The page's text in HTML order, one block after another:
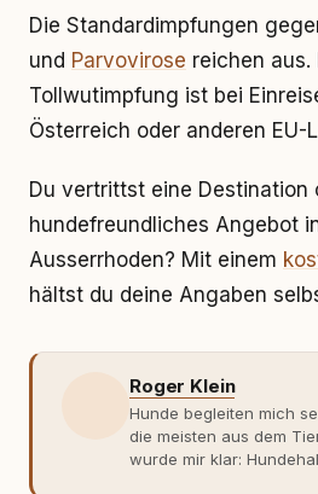
Die Standardimpfungen
und Parvovirose reichen aus.
Tollwutimpfung ist bei
Österreich oder anderen EU-
Du vertrittst eine Destination
hundefreundliches Angebot
Ausserrhoden? Mit einem
hältst du deine Angaben
Roger Klein
Hunde begleiten mich
die meisten aus dem
wurde mir klar: